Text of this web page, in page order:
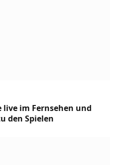
im Fernsehen und
den Spielen